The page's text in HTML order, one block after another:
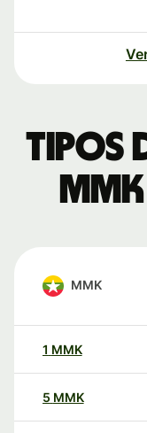
Tipos
MMK
1 MMK
5 MMK